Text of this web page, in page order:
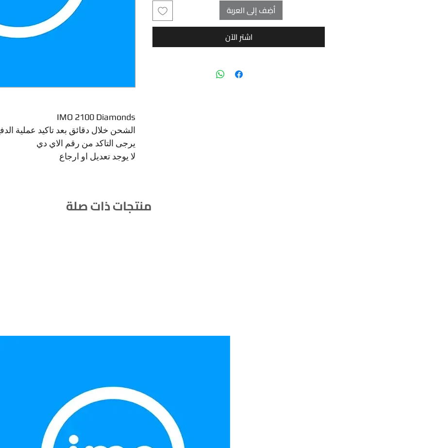
IMO 2100 Diamonds
الشحن خلال دقائق بعد تاكيد عملية
يرجى التاكد من رقم الاي دي
لا يوجد تعديل او ارجاع
أضِف إلى العربة
اشترِ الآن
منتجات ذات صلة